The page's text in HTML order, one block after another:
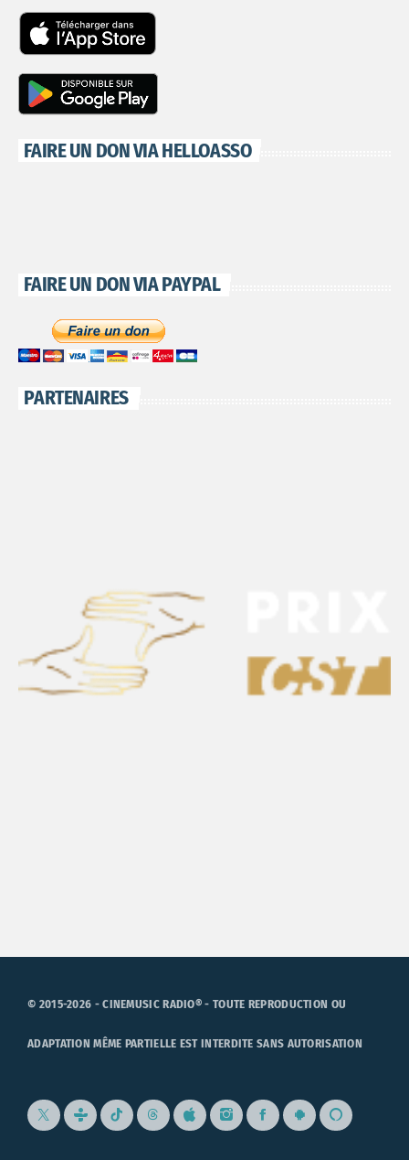
FAIRE UN DON VIA HELLOASSO
FAIRE UN DON VIA PAYPAL
PARTENAIRES
© 2015-2026 - CINEMUSIC RADIO® - TOUTE REPRODUCTION OU
ADAPTATION MÊME PARTIELLE EST INTERDITE SANS AUTORISATION